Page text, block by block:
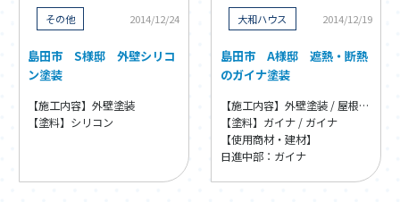
2014/12/24
その他
島田市 S様邸 外壁シリコ
ン塗装
【施工内容】外壁塗装
【塗料】シリコン
2014/12/19
大和ハウス
島田市 A様邸 遮熱・断熱
のガイナ塗装
【施工内容】外壁塗装 / 屋根塗装
【塗料】ガイナ / ガイナ
【使用商材・建材】
日進中部：ガイナ